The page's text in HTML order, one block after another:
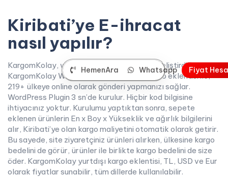
HemenAra Whatsapp Fiyat Hes
Kiribati’ye E-ihracat
nasıl yapılır?
KargomKolay, wordpress kullanıcıları için geliştirdiği
KargomKolay WooCommerce Yurtdışı Kargo eklentisi ile,
219+ ülkeye online olarak gönderi yapmanızı sağlar.
WordPress Plugin 3 sn’de kurulur. Hiçbir kod bilgisine
ihtiyacınız yoktur. Kurulumu yaptıktan sonra, sepete
eklenen ürünlerin En x Boy x Yükseklik ve ağırlık bilgilerini
alır, Kiribati’ye olan kargo maliyetini otomatik olarak getirir.
Bu sayede, site ziyaretçiniz ürünleri alırken, ülkesine kargo
bedelini de görür, ürünler ile birlikte kargo bedelini de size
öder. KargomKolay yurtdışı kargo eklentisi, TL, USD ve Eur
olarak fiyatlar sunabilir, tüm dillerde kullanılabilir.